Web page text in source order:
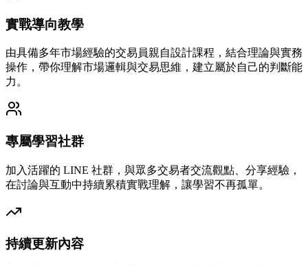
實戰導向教學
由具備多年市場經驗的交易員親自設計課程，結合理論與實務
操作，帶你理解市場邏輯與交易思維，建立屬於自己的判斷能
力。
專屬學習社群
加入活躍的 LINE 社群，與眾多交易者交流觀點、分享經驗，
在討論與互動中持續累積實戰理解，讓學習不再孤單。
持續更新內容